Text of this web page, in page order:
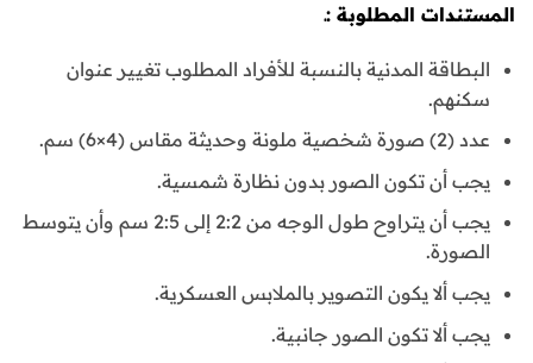
المستندات المطلوبة :ـ
البطاقة المدنية بالنسبة للأفراد المطلوب تغيير عنوان
سكنهم.
عدد (2) صورة شخصية ملونة وحديثة مقاس (4×6) سم.
يجب أن تكون الصور بدون نظارة شمسية.
يجب أن يتراوح طول الوجه من 2:2 إلى 2:5 سم وأن يتوسط
الصورة.
يجب ألا يكون التصوير بالملابس العسكرية.
يجب ألا تكون الصور جانبية.